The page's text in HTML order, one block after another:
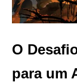
O
para um